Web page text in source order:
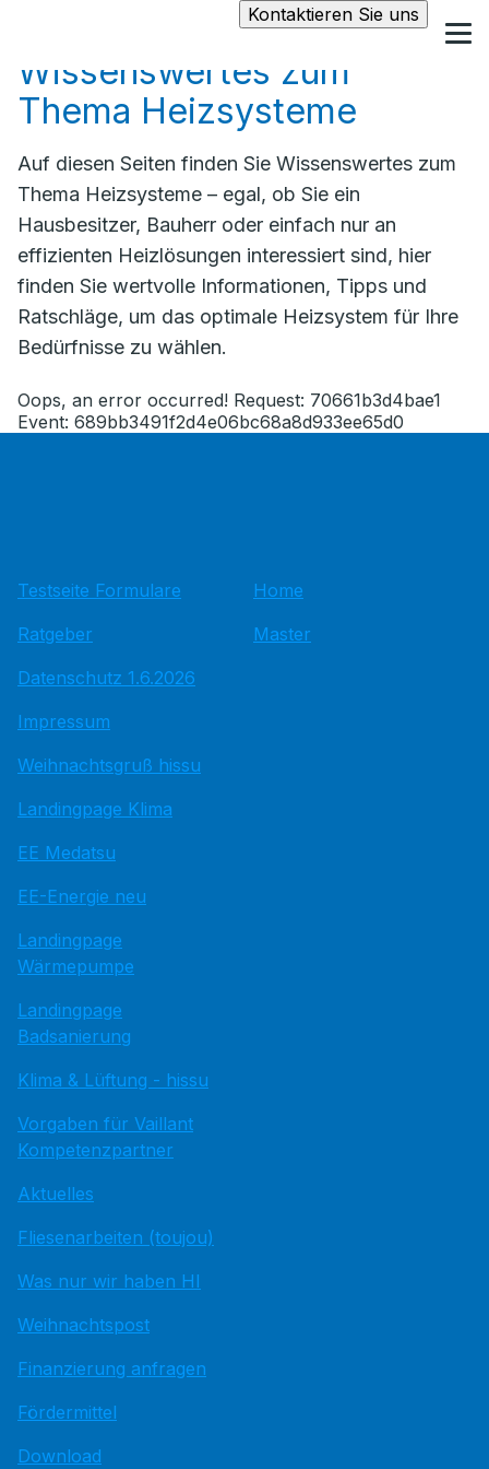
Kontaktieren Sie uns
Wissenswertes zum
Thema Heizsysteme
Auf diesen Seiten finden Sie Wissenswertes zum
Thema Heizsysteme – egal, ob Sie ein
Hausbesitzer, Bauherr oder einfach nur an
effizienten Heizlösungen interessiert sind, hier
finden Sie wertvolle Informationen, Tipps und
Ratschläge, um das optimale Heizsystem für Ihre
Bedürfnisse zu wählen.
Oops, an error occurred! Request: 70661b3d4bae1
Event: 689bb3491f2d4e06bc68a8d933ee65d0
Testseite Formulare
Ratgeber
Datenschutz 1.6.2026
Impressum
Weihnachtsgruß hissu
Landingpage Klima
EE Medatsu
EE-Energie neu
Landingpage
Wärmepumpe
Landingpage
Badsanierung
Klima & Lüftung - hissu
Vorgaben für Vaillant
Kompetenzpartner
Aktuelles
Fliesenarbeiten (toujou)
Was nur wir haben HI
Weihnachtspost
Finanzierung anfragen
Fördermittel
Download
Home
Master